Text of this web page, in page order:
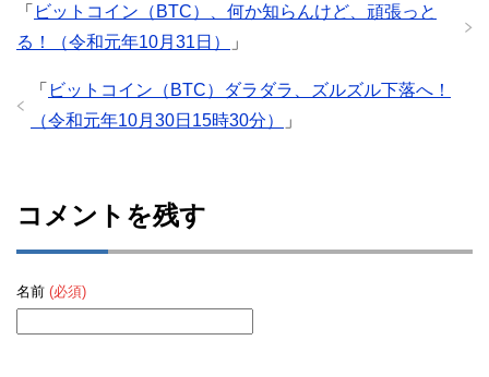
「 ビットコイン（BTC）、何か知らんけど、頑張っと
る！（令和元年10月31日）
」
「 ビットコイン（BTC）ダラダラ、ズルズル下落へ！
（令和元年10月30日15時30分）
」
コメントを残す
名前 (必須)